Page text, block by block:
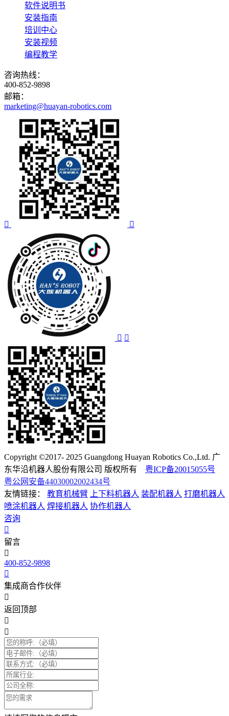
软件说明书
安装指南
培训中心
安装视频
编程教学
咨询热线：
400-852-9898
邮箱：
marketing@huayan-robotics.com
Copyright ©2017- 2025 Guangdong Huayan Robotics Co.,Ltd. 广
东华沿机器人股份有限公司 版权所有 粤ICP备20015055号
粤公网安备44030002002434号
友情链接：
教育机械臂 上下料机器人 装配机器人 打磨机器人
喷涂机器人 焊接机器人 协作机器人
咨询
留言
400-852-9898
集成商合作伙伴
返回顶部